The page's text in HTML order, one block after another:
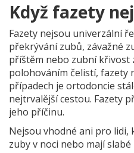
Když fazety
Fazety nejsou univerzální
překrývání zubů, závažné
příštěm nebo zubní křivost
polohováním čelistí, fazety
případech je ortodoncie
nejtrvalější cestou. Fazety
jeho příčinu.
Nejsou vhodné ani pro
zuby v noci nebo mají